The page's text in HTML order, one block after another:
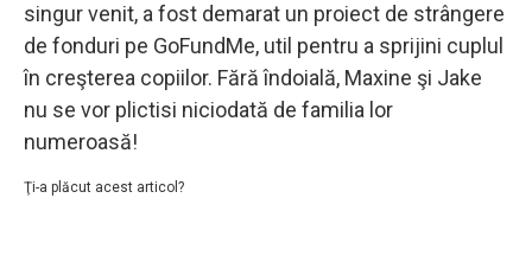
singur venit, a fost demarat un proiect de strângere
de fonduri pe GoFundMe, util pentru a sprijini cuplul
în creşterea copiilor. Fără îndoială, Maxine şi Jake
nu se vor plictisi niciodată de familia lor
numeroasă!
Ţi-a plăcut acest articol?